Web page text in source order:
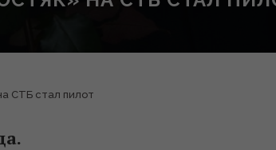
СТБ стал пилот